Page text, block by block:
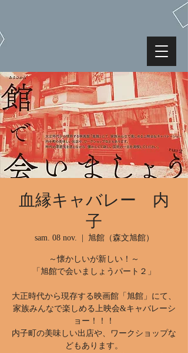
血縁キャバレー 内
子
sam. 08 nov. 旭館（森文旭館）
～懐かしいが新しい！～
「旭館で会いましょうパート２」
大正時代から現存する映画館「旭館」にて、
家族みんなで楽しめる上映会&キャバレーシ
ョー！！！
内子町の美味しい出店や、ワークショップな
どもあります。